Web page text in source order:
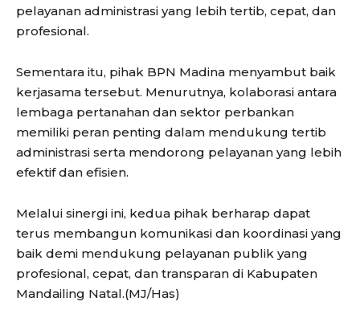
pelayanan administrasi yang lebih tertib, cepat, dan
profesional.
Sementara itu, pihak BPN Madina menyambut baik
kerjasama tersebut. Menurutnya, kolaborasi antara
lembaga pertanahan dan sektor perbankan
memiliki peran penting dalam mendukung tertib
administrasi serta mendorong pelayanan yang lebih
efektif dan efisien.
Melalui sinergi ini, kedua pihak berharap dapat
terus membangun komunikasi dan koordinasi yang
baik demi mendukung pelayanan publik yang
profesional, cepat, dan transparan di Kabupaten
Mandailing Natal.(MJ/Has)